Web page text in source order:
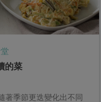
的菜
著季節更迭變化出不同